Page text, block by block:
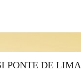
PONTE DE LIMA